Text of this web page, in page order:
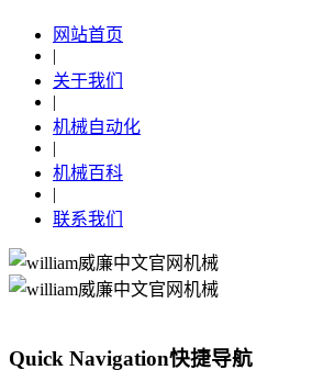
网站首页
|
关于我们
|
机械自动化
|
机械百科
|
联系我们
Quick Navigation快捷导航